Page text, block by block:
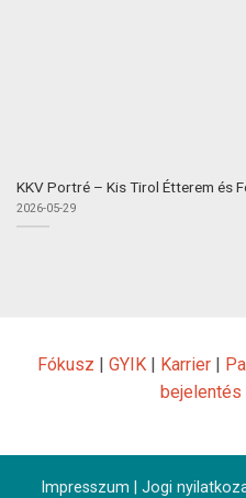
KKV Portré – Kis Tirol Étterem és
2026-05-29
Fókusz GYIK Karrier
bejelentés
Impresszum Jogi